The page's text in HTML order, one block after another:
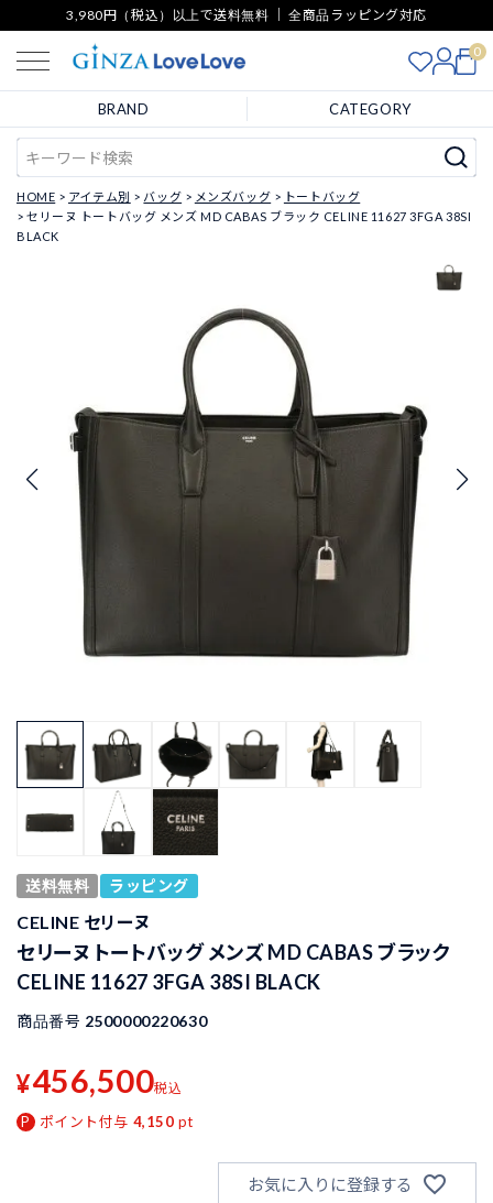
3,980円（税込）以上で送料無料 ｜ 全商品ラッピング対応
0
BRAND CATEGORY
HOME アイテム別 バッグ メンズバッグ
トートバッグ
セリーヌ トートバッグ メンズ MD CABAS ブラック CELINE 11627 3FGA 38SI
BLACK
送料無料 ラッピング
CELINE セリーヌ
セリーヌ トートバッグ メンズ MD CABAS ブラック
CELINE 11627 3FGA 38SI BLACK
商品番号 2500000220630
¥456,500税込
ポイント付与 4,150 pt
お気に入りに登録する